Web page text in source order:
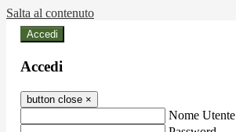
Salta al contenuto
Accedi
Accedi
button close ×
Nome Utente